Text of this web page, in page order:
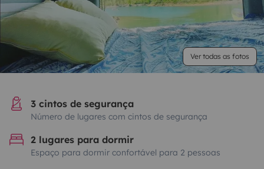
Ver todas as fotos
3 cintos de segurança
Número de lugares com cintos de segurança
2 lugares para dormir
Espaço para dormir confortável para 2 pessoas